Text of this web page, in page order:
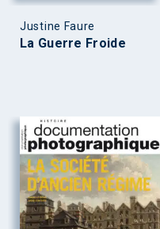
Justine Faure
La Guerre Froide